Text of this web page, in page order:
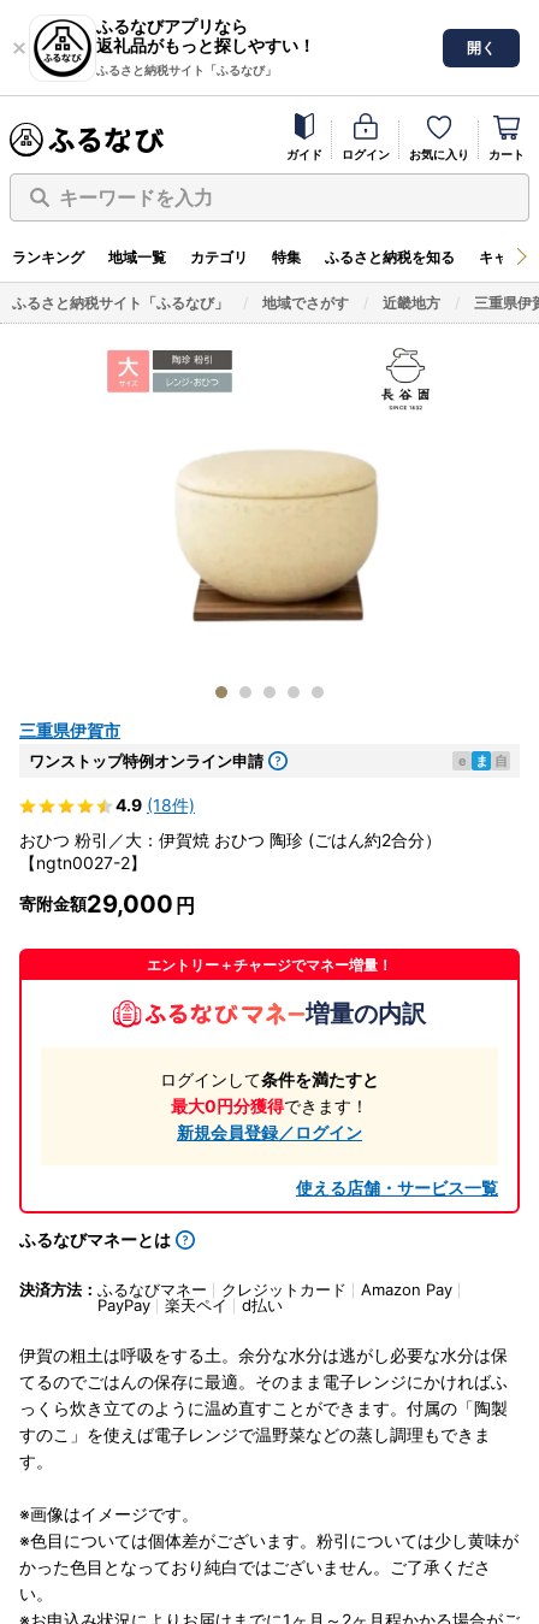
ふるなびアプリなら
返礼品がもっと探しやすい！
ふるさと納税サイト「ふるなび」
開く
ガイド ログイン お気に入り カート
キーワードを入力
ランキング 地域一覧 カテゴリ 特集 ふるさと納税を知る キャン
ふるさと納税サイト「ふるなび」 地域でさがす 近畿地方 三重県伊
三重県伊賀市
ワンストップ特例オンライン申請 e ま 自
4.9 (18件)
おひつ 粉引／大：伊賀焼 おひつ 陶珍 (ごはん約2合分）
【ngtn0027-2】
寄附金額29,000
エントリー＋チャージでマネー増量！
増量の内訳
ログインして条件を満たすと
最大0円分獲得できます！
新規会員登録／ログイン
使える店舗・サービス一覧
ふるなびマネーとは
決済方法： ふるなびマネー クレジットカード
Amazon Pay
PayPay
楽天ペイ d払い
伊賀の粗土は呼吸をする土。余分な水分は逃がし必要な水分は保
てるのでごはんの保存に最適。そのまま電子レンジにかければふ
っくら炊き立てのように温め直すことができます。付属の「陶製
すのこ」を使えば電子レンジで温野菜などの蒸し調理もできま
す。
※画像はイメージです。
※色目については個体差がございます。粉引については少し黄味が
かった色目となっており純白ではございません。ご了承くださ
い。